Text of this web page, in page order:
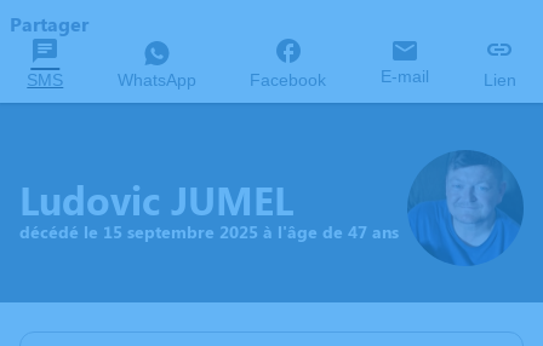
Partager
SMS WhatsApp Facebook E-mail Lien
Ludovic JUMEL
décédé le 15 septembre 2025 à l'âge de 47 ans